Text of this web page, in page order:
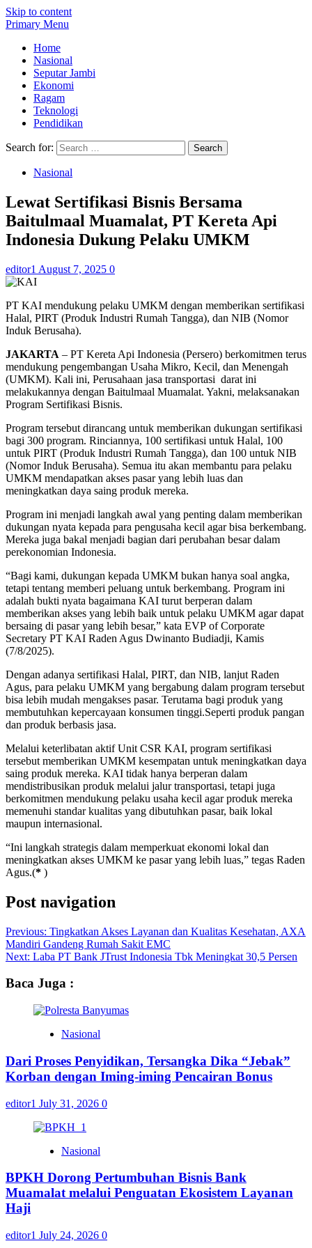
Skip to content
Primary Menu
Home
Nasional
Seputar Jambi
Ekonomi
Ragam
Teknologi
Pendidikan
Search for:
Nasional
Lewat Sertifikasi Bisnis Bersama
Baitulmaal Muamalat, PT Kereta Api
Indonesia Dukung Pelaku UMKM
editor1 August 7, 2025 0
PT KAI mendukung pelaku UMKM dengan memberikan sertifikasi
Halal, PIRT (Produk Industri Rumah Tangga), dan NIB (Nomor
Induk Berusaha).
JAKARTA – PT Kereta Api Indonesia (Persero) berkomitmen terus
mendukung pengembangan Usaha Mikro, Kecil, dan Menengah
(UMKM). Kali ini, Perusahaan jasa transportasi darat ini
melakukannya dengan Baitulmaal Muamalat. Yakni, melaksanakan
Program Sertifikasi Bisnis.
Program tersebut dirancang untuk memberikan dukungan sertifikasi
bagi 300 program. Rinciannya, 100 sertifikasi untuk Halal, 100
untuk PIRT (Produk Industri Rumah Tangga), dan 100 untuk NIB
(Nomor Induk Berusaha). Semua itu akan membantu para pelaku
UMKM mendapatkan akses pasar yang lebih luas dan
meningkatkan daya saing produk mereka.
Program ini menjadi langkah awal yang penting dalam memberikan
dukungan nyata kepada para pengusaha kecil agar bisa berkembang.
Mereka juga bakal menjadi bagian dari perubahan besar dalam
perekonomian Indonesia.
“Bagi kami, dukungan kepada UMKM bukan hanya soal angka,
tetapi tentang memberi peluang untuk berkembang. Program ini
adalah bukti nyata bagaimana KAI turut berperan dalam
memberikan akses yang lebih baik untuk pelaku UMKM agar dapat
bersaing di pasar yang lebih besar,” kata EVP of Corporate
Secretary PT KAI Raden Agus Dwinanto Budiadji, Kamis
(7/8/2025).
Dengan adanya sertifikasi Halal, PIRT, dan NIB, lanjut Raden
Agus, para pelaku UMKM yang bergabung dalam program tersebut
bisa lebih mudah mengakses pasar. Terutama bagi produk yang
membutuhkan kepercayaan konsumen tinggi.Seperti produk pangan
dan produk berbasis jasa.
Melalui keterlibatan aktif Unit CSR KAI, program sertifikasi
tersebut memberikan UMKM kesempatan untuk meningkatkan daya
saing produk mereka. KAI tidak hanya berperan dalam
mendistribusikan produk melalui jalur transportasi, tetapi juga
berkomitmen mendukung pelaku usaha kecil agar produk mereka
memenuhi standar kualitas yang dibutuhkan pasar, baik lokal
maupun internasional.
“Ini langkah strategis dalam memperkuat ekonomi lokal dan
meningkatkan akses UMKM ke pasar yang lebih luas,” tegas Raden
Agus.(* )
Post navigation
Previous: Tingkatkan Akses Layanan dan Kualitas Kesehatan, AXA
Mandiri Gandeng Rumah Sakit EMC
Next: Laba PT Bank JTrust Indonesia Tbk Meningkat 30,5 Persen
Baca Juga :
Nasional
Dari Proses Penyidikan, Tersangka Dika “Jebak”
Korban dengan Iming-iming Pencairan Bonus
editor1 July 31, 2026 0
Nasional
BPKH Dorong Pertumbuhan Bisnis Bank
Muamalat melalui Penguatan Ekosistem Layanan
Haji
editor1 July 24, 2026 0